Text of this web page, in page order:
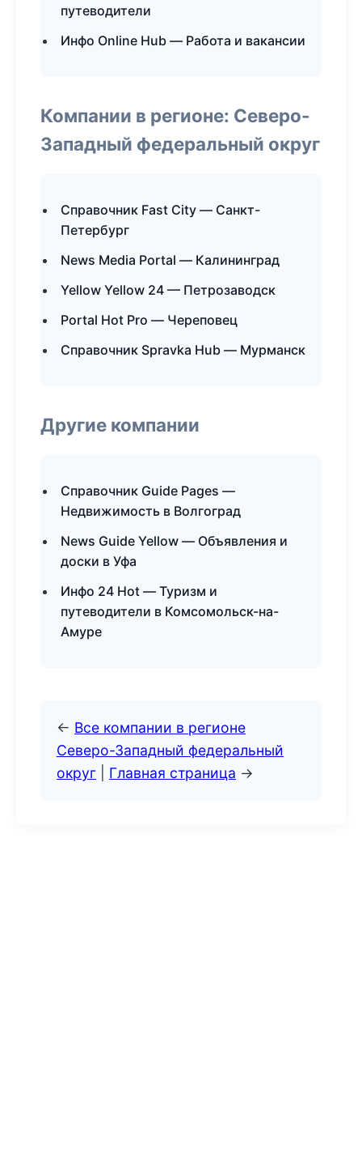
путеводители
Инфо Online Hub — Работа и вакансии
Компании в регионе: Северо-
Западный федеральный округ
Справочник Fast City — Санкт-
Петербург
News Media Portal — Калининград
Yellow Yellow 24 — Петрозаводск
Portal Hot Pro — Череповец
Справочник Spravka Hub — Мурманск
Другие компании
Справочник Guide Pages —
Недвижимость в Волгоград
News Guide Yellow — Объявления и
доски в Уфа
Инфо 24 Hot — Туризм и
путеводители в Комсомольск-на-
Амуре
← Все компании в регионе
Северо-Западный федеральный
округ
Главная страница →